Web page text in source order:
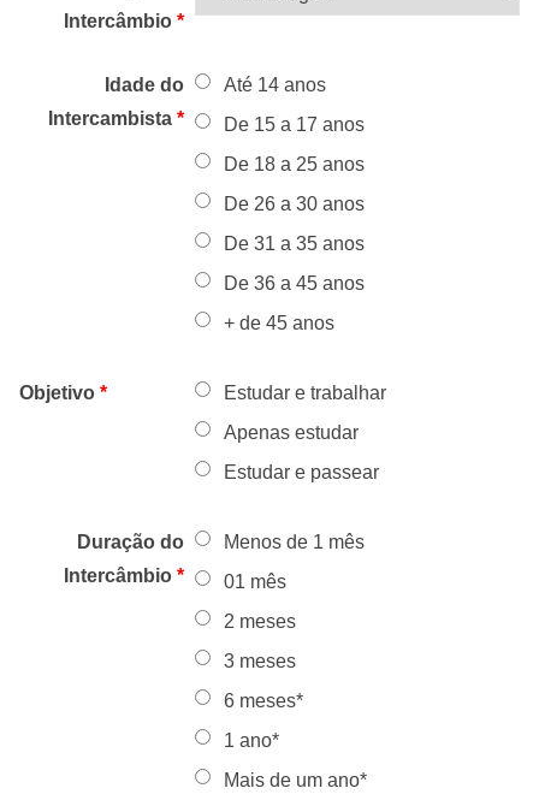
Intercâmbio*
Idade do
Intercambista*
Até 14 anos
De 15 a 17 anos
De 18 a 25 anos
De 26 a 30 anos
De 31 a 35 anos
De 36 a 45 anos
+ de 45 anos
Objetivo *
Estudar e trabalhar
Apenas estudar
Estudar e passear
Duração do
Intercâmbio*
Menos de 1 mês
01 mês
2 meses
3 meses
6 meses*
1 ano*
Mais de um ano*